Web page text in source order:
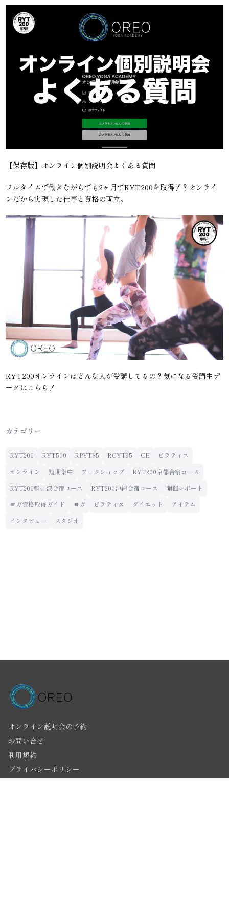
【保存版】オンライン個別説明会よくある質問
フルタイムで働きながらでも2ヶ月でRYT200を取得！？オンライ
ンだから実現した仕事と資格の両立。
RYT200オンラインはどんな人が受講してるの？気になる受講生デ
ータはこちら！
カテゴリー
RYT200 RYT500 RPYT85 RCYT95 CE
ピラティス
オンライン
短期集中 ワークショップ
RYT200京都合宿コース
RYT200軽井沢合宿コース
RYT200沖縄合宿コース
開催レポート
ヨガ資格取得ガイド
ヨガ ピラティス ダイエット
アイテム
インタビュー
スタジオ
オンライン説明会の予約
お問い合せ
利用規約
プライバシーポリシー